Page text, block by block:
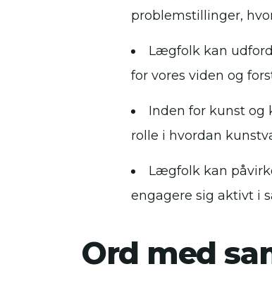
problemstillinger,
Lægfolk kan
for vores viden og
Inden for kunst og
rolle i hvordan
Lægfolk kan
engagere sig aktivt i
Ord med